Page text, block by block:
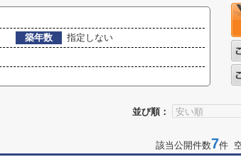
築年数
指定しない
並び順：
該当公開件数7件